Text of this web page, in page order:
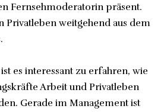
Fernsehmoderatorin präsent.
Privatleben weitgehend aus dem
es interessant zu erfahren, wie
Arbeit und Privatleben
Gerade im Management ist